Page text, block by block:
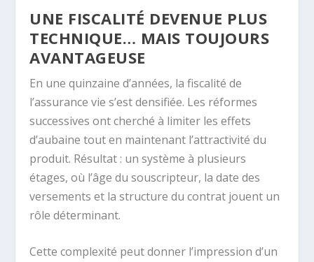
UNE FISCALITÉ DEVENUE PLUS
TECHNIQUE… MAIS TOUJOURS
AVANTAGEUSE
En une quinzaine d’années, la fiscalité de
l’assurance vie s’est densifiée. Les réformes
successives ont cherché à limiter les effets
d’aubaine tout en maintenant l’attractivité du
produit. Résultat : un système à plusieurs
étages, où l’âge du souscripteur, la date des
versements et la structure du contrat jouent un
rôle déterminant.
Cette complexité peut donner l’impression d’un